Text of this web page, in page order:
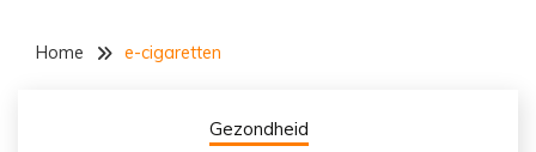
Home e-cigaretten
Gezondheid